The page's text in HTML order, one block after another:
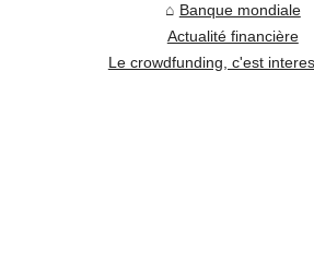
Banque mondiale
Actualité financière
Le crowdfunding, c'est